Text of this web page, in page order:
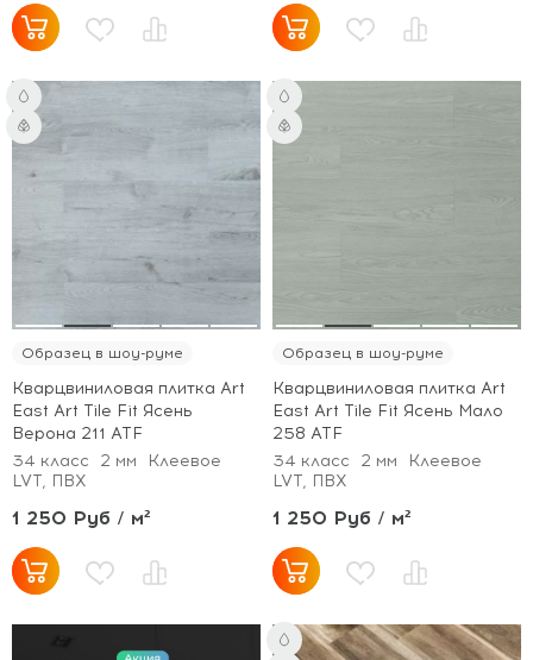
Образец в шоу-руме
Кварцвиниловая плитка Art
East Art Tile Fit Ясень
Верона 211 ATF
34 класс
2 мм
Клеевое
LVT, ПВХ
1 250 Руб / м²
Образец в шоу-руме
Кварцвиниловая плитка Art
East Art Tile Fit Ясень Мало
258 ATF
34 класс
2 мм
Клеевое
LVT, ПВХ
1 250 Руб / м²